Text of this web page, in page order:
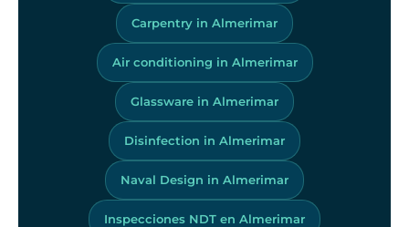
Carpentry in Almerimar
Air conditioning in Almerimar
Glassware in Almerimar
Disinfection in Almerimar
Naval Design in Almerimar
Inspecciones NDT en Almerimar